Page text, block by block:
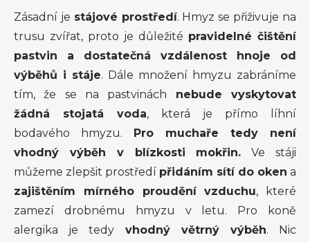
Zásadní je stájové prostředí. Hmyz se přiživuje na
trusu zvířat, proto je důležité pravidelné čištění
pastvin a dostatečná vzdálenost hnoje od
výběhů i stáje. Dále množení hmyzu zabráníme
tím, že se na pastvinách nebude vyskytovat
žádná stojatá voda, která je přímo líhní
bodavého hmyzu. Pro muchaře tedy není
vhodný výběh v blízkosti mokřin. Ve stáji
můžeme zlepšit prostředí přidáním sítí do oken a
zajištěním mírného proudění vzduchu, které
zamezí drobnému hmyzu v letu. Pro koně
alergika je tedy vhodný větrný výběh. Nic